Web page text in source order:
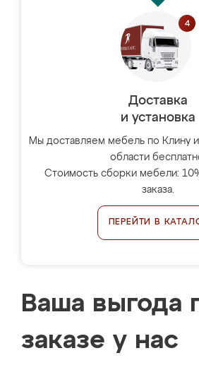
Доставка
и установка
Мы доставляем мебель по Клину
области
Стоимость сборки мебели:
заказа.
ПЕРЕЙТИ В
Ваша выгода
заказе у нас